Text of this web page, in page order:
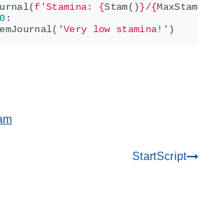
(f 'Stamina: {Stam()}/{MaxStam
:
( 'Very low stamina!' )
StartScriptgdoc_arrow_right_alt